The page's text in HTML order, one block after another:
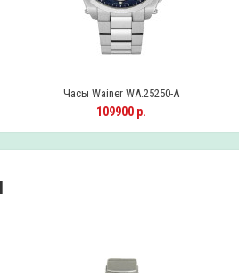
Часы Wainer WA.25250-A
109900 р.